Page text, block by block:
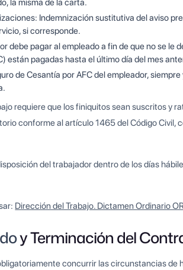
la misma de la carta.
Indemnización sustitutiva del aviso
si corresponde.
debe pagar al empleado a fin de que no se le
están pagadas hasta el último día del mes
de Cesantía por AFC del empleador,
requiere que los finiquitos sean suscritos y
conforme al artículo 1465 del Código Civil,
del trabajador dentro de los días
Dirección del Trabajo. Dictamen Ordinario
y Terminación del
concurrir las circunstancias de